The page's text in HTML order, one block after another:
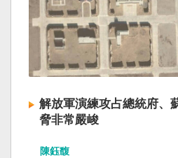
解放軍演練攻占總統府、
脅非常嚴峻
陳鈺馥